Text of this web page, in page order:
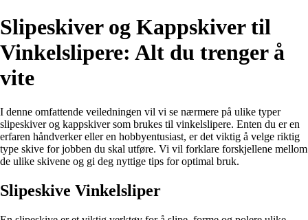
Slipeskiver og Kappskiver til
Vinkelslipere: Alt du trenger å
vite
I denne omfattende veiledningen vil vi se nærmere på ulike typer
slipeskiver og kappskiver som brukes til vinkelslipere. Enten du er en
erfaren håndverker eller en hobbyentusiast, er det viktig å velge riktig
type skive for jobben du skal utføre. Vi vil forklare forskjellene mellom
de ulike skivene og gi deg nyttige tips for optimal bruk.
Slipeskive Vinkelsliper